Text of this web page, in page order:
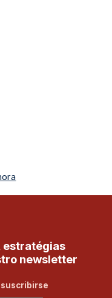
estratégias
newsletter
suscribirse